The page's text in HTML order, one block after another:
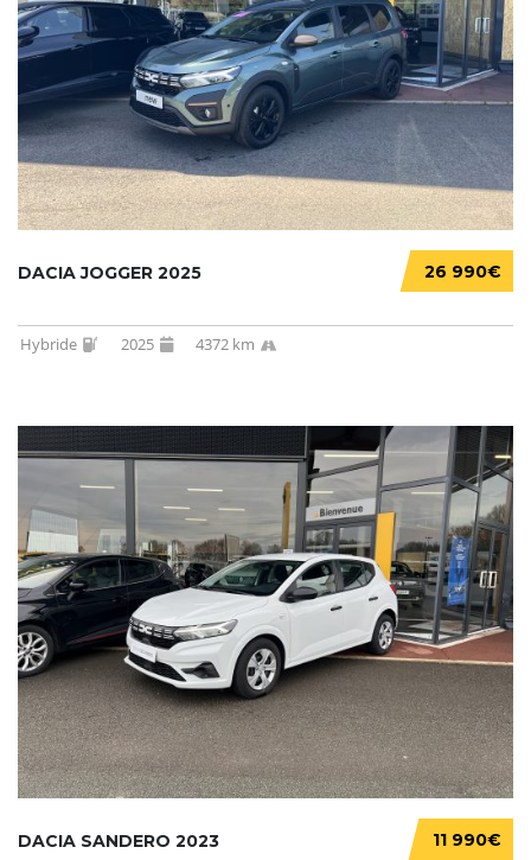
26 990€
DACIA JOGGER 2025
Hybride 2025 4372 km
11 990€
DACIA SANDERO 2023